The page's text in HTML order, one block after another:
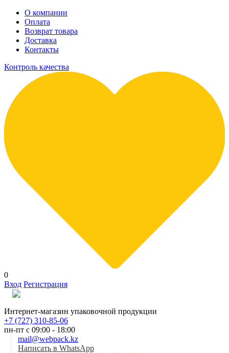
О компании
Оплата
Возврат товара
Доставка
Контакты
Контроль качества
0
Вход Регистрация
Интернет-магазин упаковочной продукции
+7 (727) 310-85-06
пн-пт с 09:00 - 18:00
mail@webpack.kz
Написать в WhatsApp